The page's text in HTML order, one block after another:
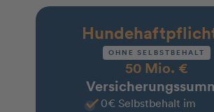
OHNE SELBSTBEHALT
50 Mio. €
0€ Selbstbehalt im